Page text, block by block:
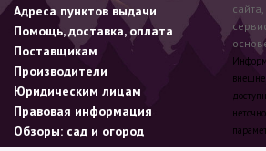
Адреса пунктов выдачи
Помощь, доставка, оплата
Поставщикам
Производители
Юридическим лицам
Правовая информация
Обзоры: сад и огород